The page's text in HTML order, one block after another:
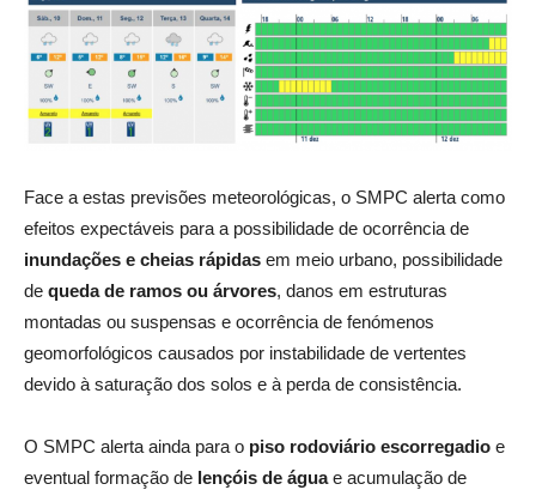
Face a estas previsões meteorológicas, o SMPC alerta como
efeitos expectáveis para a possibilidade de ocorrência de
inundações e cheias rápidas em meio urbano, possibilidade
de queda de ramos ou árvores, danos em estruturas
montadas ou suspensas e ocorrência de fenómenos
geomorfológicos causados por instabilidade de vertentes
devido à saturação dos solos e à perda de consistência.
O SMPC alerta ainda para o piso rodoviário escorregadio e
eventual formação de lençóis de águae acumulação de